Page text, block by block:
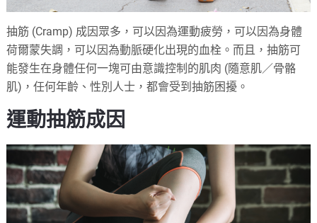
抽筋 (Cramp) 成因眾多，可以因為運動疲勞，可以因為身體
荷爾蒙失調，可以因為動脈硬化出現的血栓。而且，抽筋可
能發生在身體任何一塊可由意識控制的肌肉 (隨意肌／骨骼
肌)，任何年齡、性別人士，都會受到抽筋困擾。
運動抽筋成因